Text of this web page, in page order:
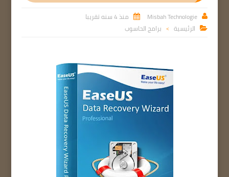

Misbah Technologie
 منذ 4 سنه تقريبا
 الرئيسية > برامج الحاسوب